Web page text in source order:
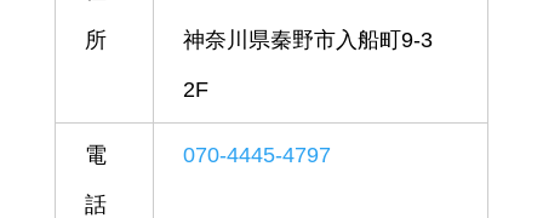
所 神奈川県秦野市入船町9-3
2F
電
話
070-4445-4797